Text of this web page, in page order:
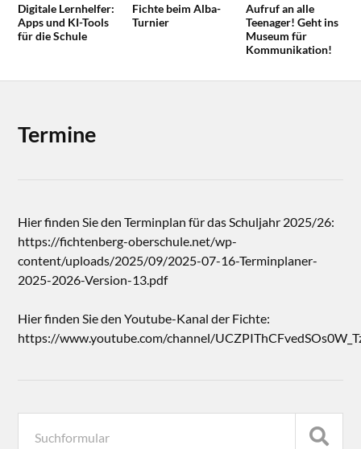
Digitale Lernhelfer:
Apps und KI-Tools
für die Schule
Fichte beim Alba-
Turnier
Aufruf an alle
Teenager! Geht ins
Museum für
Kommunikation!
Termine
Hier finden Sie den Terminplan für das Schuljahr 2025/26:
https://fichtenberg-oberschule.net/wp-
content/uploads/2025/09/2025-07-16-Terminplaner-
2025-2026-Version-13.pdf
Hier finden Sie den Youtube-Kanal der Fichte:
https://www.youtube.com/channel/